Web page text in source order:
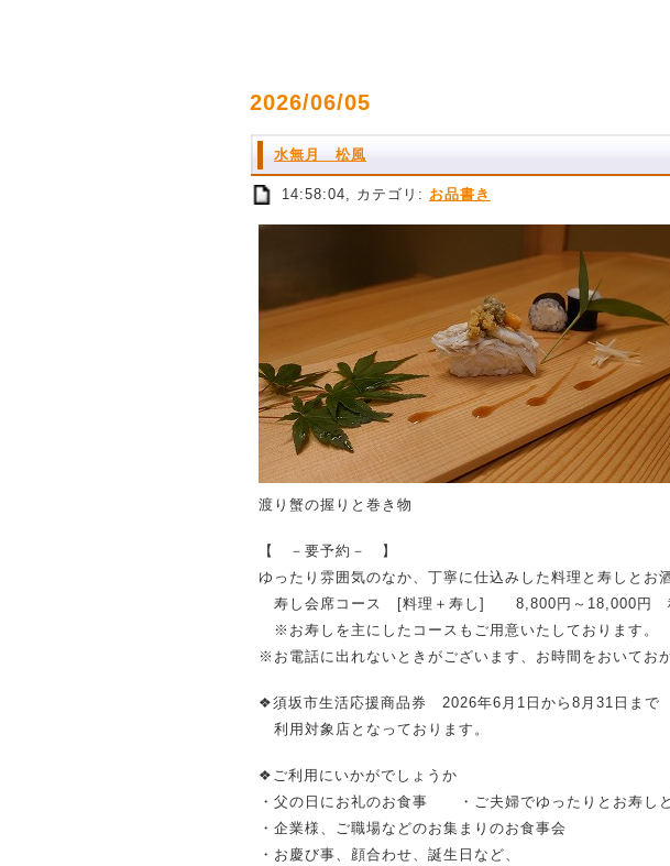
2026/06/05
水無月 松風
14:58:04, カテゴリ: お品書き
渡り蟹の握りと巻き物
【 －要予約－ 】
ゆったり雰囲気のなか、丁寧に仕込みした料理と寿しとお
寿し会席コース [料理＋寿し] 8,800円～18,000円
※お寿しを主にしたコースもご用意いたしております
※お電話に出れないときがございます、お時間をおいてお
❖須坂市生活応援商品券 2026年6月1日から8月31日まで
利用対象店となっております。
❖ご利用にいかがでしょうか
・父の日にお礼のお食事 ・ご夫婦でゆったりとお寿し
・企業様、ご職場などのお集まりのお食事会
・お慶び事、顔合わせ、誕生日など、